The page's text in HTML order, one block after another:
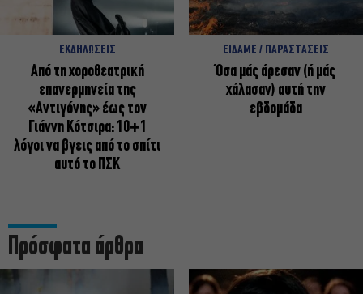
ΕΚΔΗΛΩΣΕΙΣ
Από τη χοροθεατρική
επανερμηνεία της
«Αντιγόνης» έως τον
Γιάννη Κότσιρα: 10+1
λόγοι να βγεις από το σπίτι
αυτό το ΠΣΚ
ΕΙΔΑΜΕ / ΠΑΡΑΣΤΑΣΕΙΣ
Όσα μάς άρεσαν (ή μάς
χάλασαν) αυτή την
εβδομάδα
Πρόσφατα άρθρα